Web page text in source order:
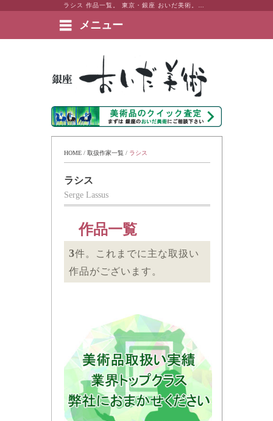
メニュー
絵画など美術品の販売と買取 | 東京・銀座 おいだ美術
HOME / 取扱作家一覧 / ラシス
ラシス
Serge Lassus
作品一覧
3件。これまでに主な取扱い
作品がございます。